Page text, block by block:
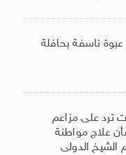
ناسفة بحافلة
ترد على مزاعم
علاج مواطنة
الدولى